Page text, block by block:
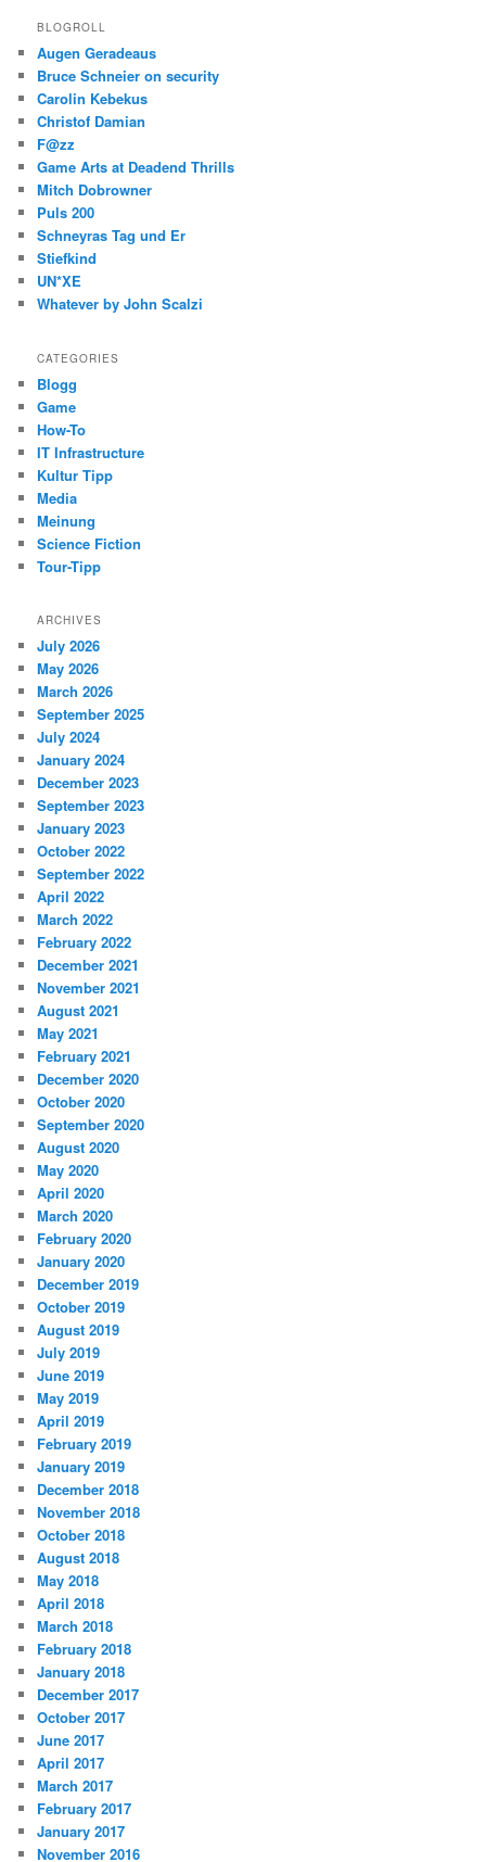
BLOGROLL
Augen Geradeaus
Bruce Schneier on security
Carolin Kebekus
Christof Damian
F@zz
Game Arts at Deadend Thrills
Mitch Dobrowner
Puls 200
Schneyras Tag und Er
Stiefkind
UN*XE
Whatever by John Scalzi
CATEGORIES
Blogg
Game
How-To
IT Infrastructure
Kultur Tipp
Media
Meinung
Science Fiction
Tour-Tipp
ARCHIVES
July 2026
May 2026
March 2026
September 2025
July 2024
January 2024
December 2023
September 2023
January 2023
October 2022
September 2022
April 2022
March 2022
February 2022
December 2021
November 2021
August 2021
May 2021
February 2021
December 2020
October 2020
September 2020
August 2020
May 2020
April 2020
March 2020
February 2020
January 2020
December 2019
October 2019
August 2019
July 2019
June 2019
May 2019
April 2019
February 2019
January 2019
December 2018
November 2018
October 2018
August 2018
May 2018
April 2018
March 2018
February 2018
January 2018
December 2017
October 2017
June 2017
April 2017
March 2017
February 2017
January 2017
November 2016